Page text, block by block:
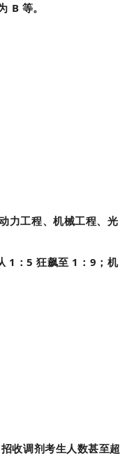
B 等。
力工程、机械工程、光
1：5 狂飙至 1：9；机
收调剂考生人数甚至超